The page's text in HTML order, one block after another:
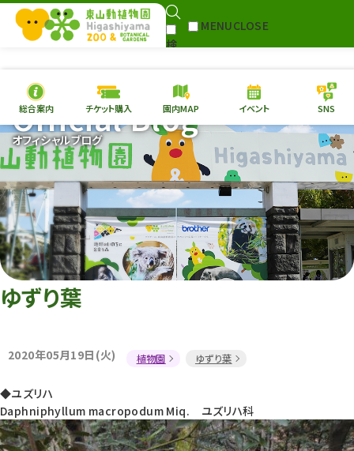
検
MENUCLOSE
本日の開園情報 チケ
園内MAP イベント
総合案内
動物園 植物園
再生プラン
東山動植物園
への支援
総合案内 チケット購入 園内MAP イベント SNS
オフィシャルブログ
Official Blog
ゆずり葉
2020年05月19日(火) 植物園 ゆずり葉
◆ユズリハ
Daphniphyllum macropodum Miq. ユズリハ科